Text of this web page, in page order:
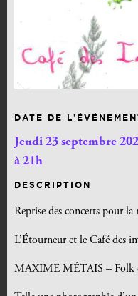
DATE DE
Jeudi 23 septembre
à 21h
DESCRIPTION
Reprise des concerts pour la
L’Étourneur et le Café des
MAXIME MÉTAIS – Folk